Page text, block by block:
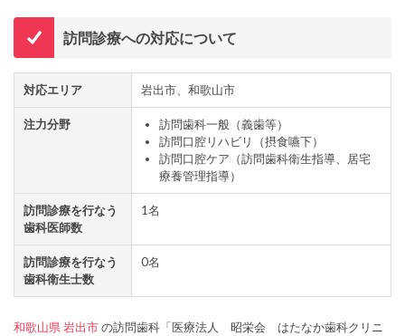
訪問診療への対応について
対応エリア 岩出市、和歌山市
注力分野
訪問歯科一般（義歯等）
訪問口腔リハビリ（摂食嚥下）
訪問口腔ケア（訪問歯科衛生指導、居宅
療養管理指導）
訪問診療を行なう
歯科医師数
1名
訪問診療を行なう
歯科衛生士数
0名
和歌山県 岩出市の訪問歯科「医療法人 昭栄会 はたなか歯科クリニ